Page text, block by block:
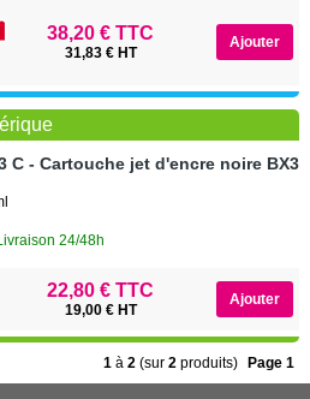
38,20 € TTC
31,83 € HT
C - Cartouche jet d'encre noire BX3
24/48h
22,80 € TTC
19,00 € HT
1 à2 (sur2 produits) Page 1